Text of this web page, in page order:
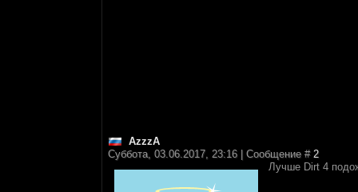
AzzzA
Суббота, 03.06.2017, 23:16 | Сообщение # 2
Лучше Dirt 4